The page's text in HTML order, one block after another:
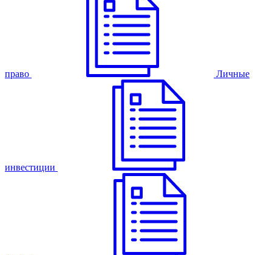
право Личные
инвестиции